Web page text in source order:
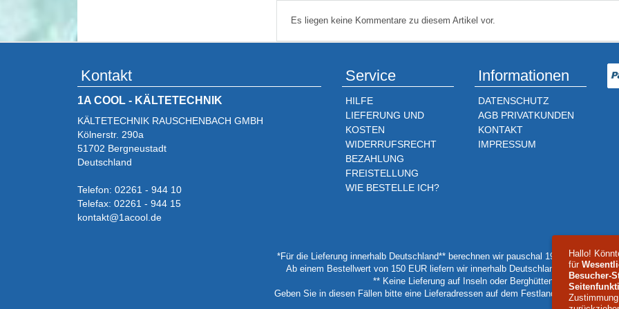
Es liegen keine Kommentare zu diesem Artikel vor.
Kontakt
1A COOL - KÄLTETECHNIK
KÄLTETECHNIK RAUSCHENBACH GMBH
Kölnerstr. 290a
51702 Bergneustadt
Deutschland
Telefon: 02261 - 944 10
Telefax: 02261 - 944 15
kontakt@1acool.de
Service
HILFE
LIEFERUNG UND
KOSTEN
WIDERRUFSRECHT
BEZAHLUNG
FREISTELLUNG
WIE BESTELLE ICH?
Informationen
DATENSCHUTZ
AGB PRIVATKUNDEN
KONTAKT
IMPRESSUM
*Für die Lieferung innerhalb Deutschland** berechnen wir pauschal 19,90 EUR pro
Ab einem Bestellwert von 150 EUR liefern wir innerhalb Deutschland**
** Keine Lieferung auf Inseln oder Berghütten.
Geben Sie in diesen Fällen bitte eine Lieferadressen auf dem Festland oder einer
Hallo!
für
Besucher-